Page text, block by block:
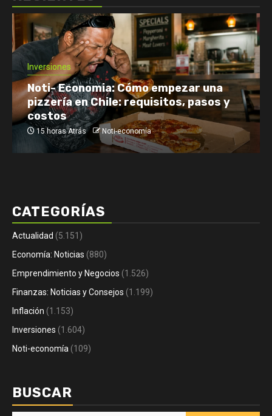
Economía: Noticias Emprendimiento y Negocios
Finanzas: Noticias y Consejos Inversiones
Netflix enfrenta el reto de retener a
su audiencia
18 horas Atrás Noti-economía
CATEGORÍAS
Actualidad (5.151)
Economía: Noticias (880)
Emprendimiento y Negocios (1.526)
Finanzas: Noticias y Consejos (1.199)
Inflación (1.153)
Inversiones (1.604)
Noti-economía (109)
BUSCAR